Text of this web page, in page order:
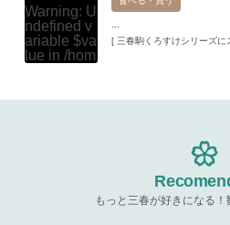
e-parts/pic
up.phpon l
ine19
Warning: A
ma.com/pu
blic_html/w
p-content/t
hemes/mih
up.phpon l
Warning: U
ndefined v
ariable $va
lue in /hom
ma.com/pu
[ 三春駒くろすけシリーズに
もっと三春が好きになる